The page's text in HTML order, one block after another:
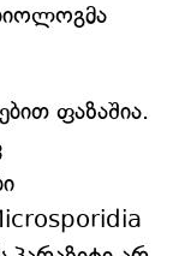
ფაზაშია.